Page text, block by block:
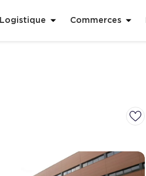
Logistique Commerces